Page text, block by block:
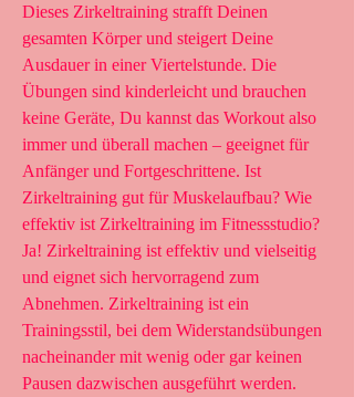
Dieses Zirkeltraining strafft Deinen
gesamten Körper und steigert Deine
Ausdauer in einer Viertelstunde. Die
Übungen sind kinderleicht und brauchen
keine Geräte, Du kannst das Workout also
immer und überall machen – geeignet für
Anfänger und Fortgeschrittene. Ist
Zirkeltraining gut für Muskelaufbau? Wie
effektiv ist Zirkeltraining im Fitnessstudio?
Ja! Zirkeltraining ist effektiv und vielseitig
und eignet sich hervorragend zum
Abnehmen. Zirkeltraining ist ein
Trainingsstil, bei dem Widerstandsübungen
nacheinander mit wenig oder gar keinen
Pausen dazwischen ausgeführt werden.